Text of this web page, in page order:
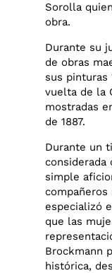
Sorolla
obra.
Durante su
de obras
sus pinturas
vuelta de la
mostradas
de 1887.
Durante un
considerada
simple
compañeros
especializó
que las
Brockmann
histórica,